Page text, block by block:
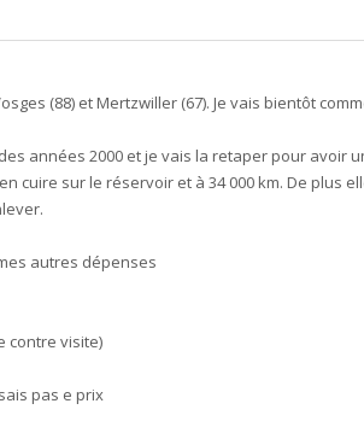
(88) et Mertzwiller (67). Je vais bientôt
années 2000 et je vais la retaper pour avoir
cuire sur le réservoir et à 34 000 km. De plus
autres dépenses
contre visite)
pas e prix